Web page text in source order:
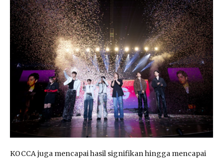
KOCCA juga mencapai hasil signifikan hingga mencapai